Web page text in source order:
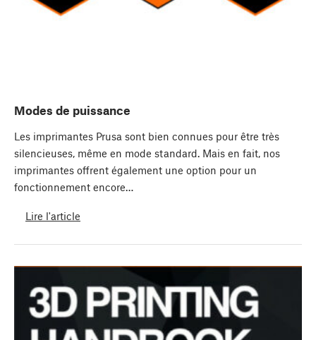
Modes de puissance
Les imprimantes Prusa sont bien connues pour être très
silencieuses, même en mode standard. Mais en fait, nos
imprimantes offrent également une option pour un
fonctionnement encore…
Lire l'article